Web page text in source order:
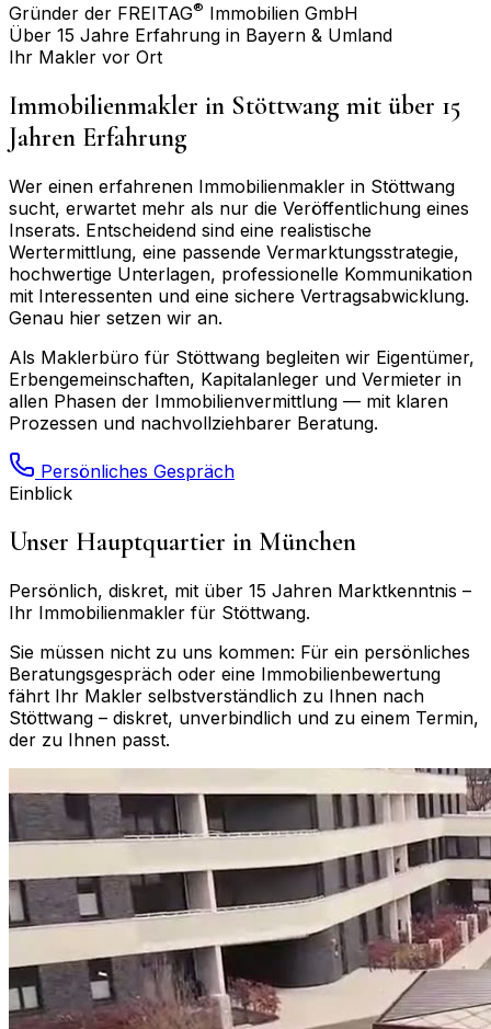
Gründer der FREITAG® Immobilien GmbH
Über 15 Jahre Erfahrung in Bayern & Umland
Ihr Makler vor Ort
Immobilienmakler in Stöttwang mit über 15
Jahren Erfahrung
Wer einen erfahrenen Immobilienmakler in Stöttwang
sucht, erwartet mehr als nur die Veröffentlichung eines
Inserats. Entscheidend sind eine realistische
Wertermittlung, eine passende Vermarktungsstrategie,
hochwertige Unterlagen, professionelle Kommunikation
mit Interessenten und eine sichere Vertragsabwicklung.
Genau hier setzen wir an.
Als Maklerbüro für Stöttwang begleiten wir Eigentümer,
Erbengemeinschaften, Kapitalanleger und Vermieter in
allen Phasen der Immobilienvermittlung — mit klaren
Prozessen und nachvollziehbarer Beratung.
Persönliches Gespräch
Einblick
Unser Hauptquartier in München
Persönlich, diskret, mit über 15 Jahren Marktkenntnis –
Ihr Immobilienmakler für Stöttwang.
Sie müssen nicht zu uns kommen: Für ein persönliches
Beratungsgespräch oder eine Immobilienbewertung
fährt Ihr Makler selbstverständlich zu Ihnen nach
Stöttwang – diskret, unverbindlich und zu einem Termin,
der zu Ihnen passt.